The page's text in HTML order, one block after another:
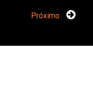
Próximo